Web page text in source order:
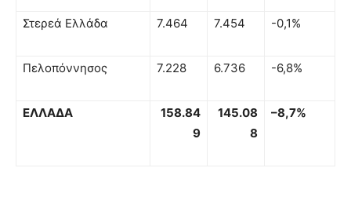
Στερεά Ελλάδα 7.464 7.454 -0,1%
Πελοπόννησος 7.228 6.736 -6,8%
ΕΛΛΑΔΑ
158.84
9
145.08
8
–8,7%